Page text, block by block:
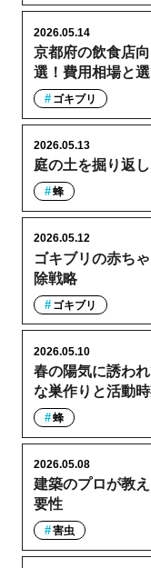
京都府の飲食店
選！費用相場と
2026.05.14
ゴキブリ
庭の土を掘り返
2026.05.13
蜂
ゴキブリの赤ち
除戦略
2026.05.12
ゴキブリ
春の陽気に誘わ
な巣作りと活動
2026.05.10
蜂
建築のプロが教
要性
2026.05.08
害虫